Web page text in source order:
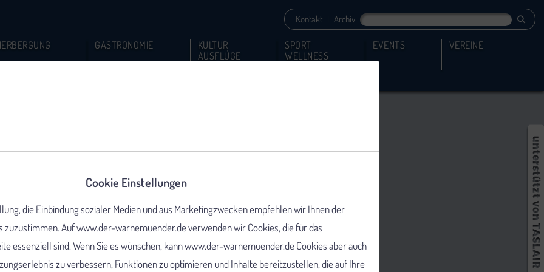
Kontakt | Archiv
GASTRONOMIE
KULTUR
AUSFLÜGE
SPORT
WELLNESS
EVENTS VEREINE
Cookie Einstellungen
die Einbindung sozialer Medien und aus Marketingzwecken empfehlen wir Ihnen der
zuzustimmen. Auf www.der-warnemuender.de verwenden wir Cookies, die für das
essenziell sind. Wenn Sie es wünschen, kann www.der-warnemuender.de Cookies aber auch
zu verbessern, Funktionen zu optimieren und Inhalte bereitzustellen, die auf Ihre